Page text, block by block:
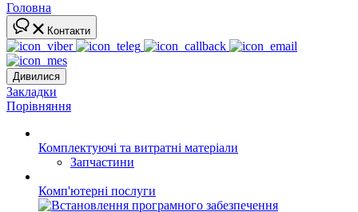
Головна
Контакти
Дивилися
Закладки
Порівняння
Комплектуючі та витратні матеріали
Запчастини
Комп'ютерні послуги